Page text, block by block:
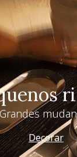
Grandes
Decorar